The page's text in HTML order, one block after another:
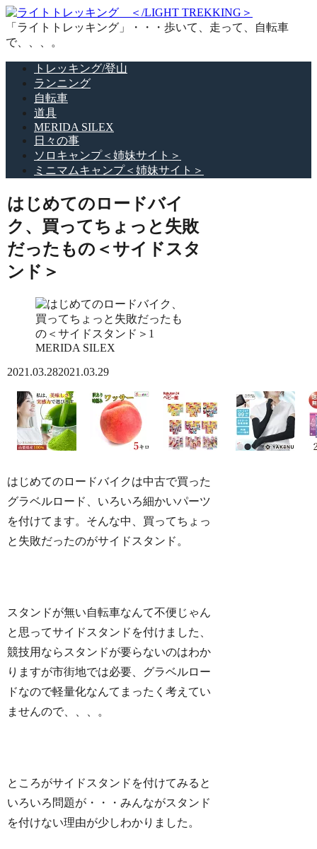
「ライトトレッキング」・・・歩いて、走って、自転車
で、、、。
トレッキング/登山
ランニング
自転車
道具
MERIDA SILEX
日々の事
ソロキャンプ＜姉妹サイト＞
ミニマムキャンプ＜姉妹サイト＞
はじめてのロードバイ
ク、買ってちょっと失敗
だったもの＜サイドスタ
ンド＞
MERIDA SILEX
2021.03.282021.03.29
はじめてのロードバイクは中古で買った
グラベルロード、いろいろ細かいパーツ
を付けてます。そんな中、買ってちょっ
と失敗だったのがサイドスタンド。
スタンドが無い自転車なんて不便じゃん
と思ってサイドスタンドを付けました、
競技用ならスタンドが要らないのはわか
りますが市街地では必要、グラベルロー
ドなので軽量化なんてまったく考えてい
ませんので、、、。
ところがサイドスタンドを付けてみると
いろいろ問題が・・・みんながスタンド
を付けない理由が少しわかりました。